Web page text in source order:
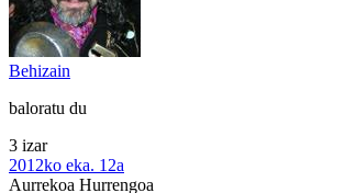
Behizain
baloratu du
3 izar
2012ko eka. 12a
Aurrekoa Hurrengoa